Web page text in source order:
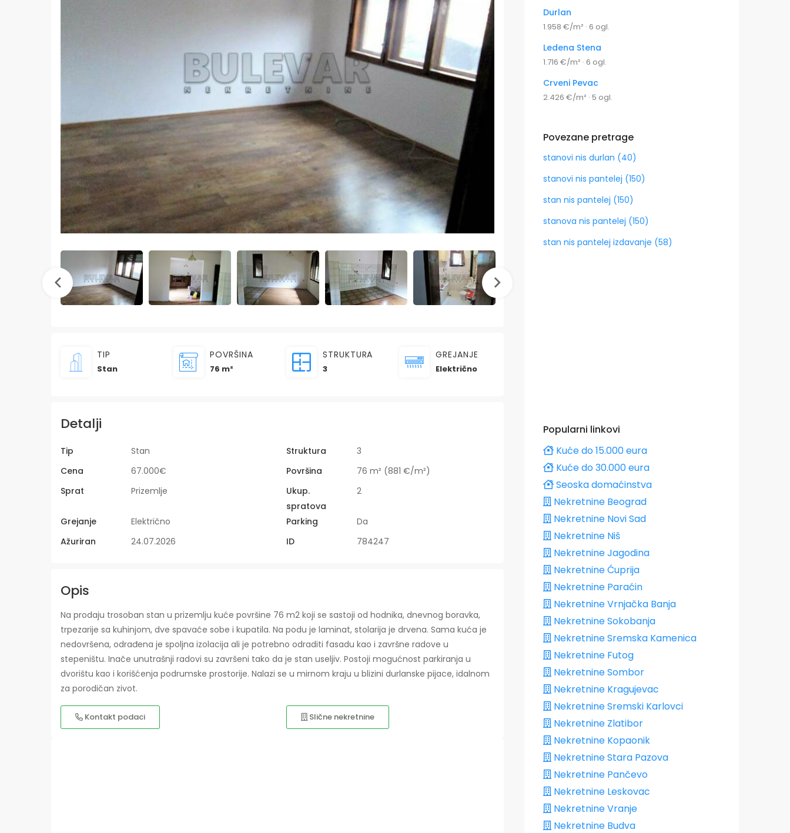
TIP
Stan
POVRŠINA
76 m²
STRUKTURA
3
GREJANJE
Električno
Detalji
Tip Stan Struktura
3
Cena
67.000€ Površina
76 m² (881 €/m²)
Sprat
Prizemlje
Ukup.
spratova
2
Grejanje Električno Parking
Da
Ažuriran
24.07.2026 ID 784247
Opis
Na prodaju trosoban stan u prizemlju kuće površine 76 m2 koji se sastoji od hodnika, dnevnog boravka,
trpezarije sa kuhinjom, dve spavaće sobe i kupatila. Na podu je laminat, stolarija je drvena. Sama kuća je
nedovršena, odrađena je spoljna izolacija ali je potrebno odraditi fasadu kao i završne radove u
stepeništu. Inače unutrašnji radovi su završeni tako da je stan useljiv. Postoji mogućnost parkiranja u
dvorištu kao i korišćenja podrumske prostorije. Nalazi se u mirnom kraju u blizini durlanske pijace, idalnom
za porodičan zivot.
Kontakt podaci Slične nekretnine
Durlan
1.958 €/m² · 6 ogl.
Ledena Stena
1.716 €/m² · 6 ogl.
Crveni Pevac
2.426 €/m² · 5 ogl.
Povezane pretrage
stanovi nis durlan (40)
stanovi nis pantelej (150)
stan nis pantelej (150)
stanova nis pantelej (150)
stan nis pantelej izdavanje (58)
Popularni linkovi
Kuće do 15.000 eura
Kuće do 30.000 eura
Seoska domaćinstva
Nekretnine Beograd
Nekretnine Novi Sad
Nekretnine Niš
Nekretnine Jagodina
Nekretnine Ćuprija
Nekretnine Paraćin
Nekretnine Vrnjačka Banja
Nekretnine Sokobanja
Nekretnine Sremska Kamenica
Nekretnine Futog
Nekretnine Sombor
Nekretnine Kragujevac
Nekretnine Sremski Karlovci
Nekretnine Zlatibor
Nekretnine Kopaonik
Nekretnine Stara Pazova
Nekretnine Pančevo
Nekretnine Leskovac
Nekretnine Vranje
Nekretnine Budva